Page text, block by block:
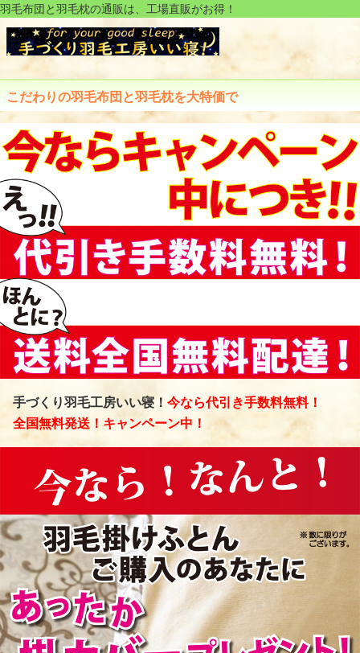
羽毛布団と羽毛枕の通販は、工場直販がお得！
こだわりの羽毛布団と羽毛枕を大特価で
手づくり羽毛工房いい寝！ 今なら代引き手数料無料！
全国無料発送！キャンペーン中！